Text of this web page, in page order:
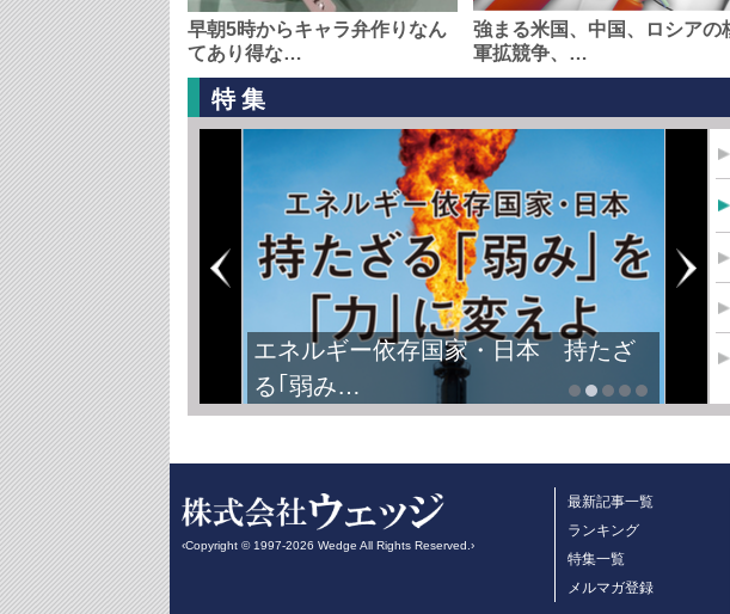
早朝5時からキャラ弁作りなん
てあり得な…
強まる米国、中国、ロシアの
軍拡競争、…
特集
エネルギー依存国家・日本 持たざ
る｢弱み…
‹Copyright © 1997-2026 Wedge All Rights Reserved.›
最新記事一覧
ランキング
特集一覧
メルマガ登録